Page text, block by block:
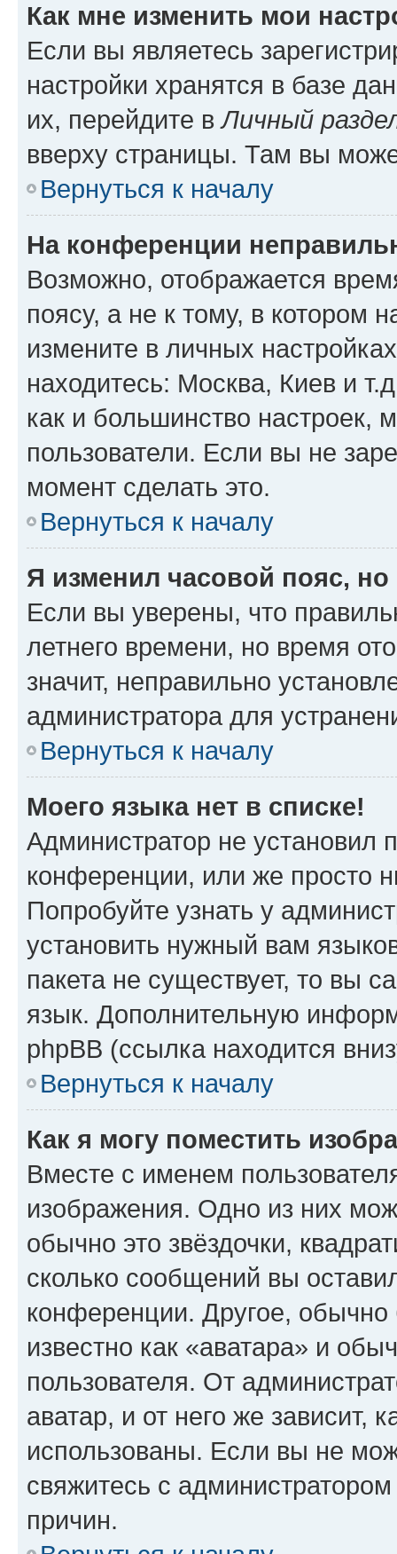
Как мне изменить мои
Если вы являетесь
настройки хранятся в базе
их, перейдите вЛичный
вверху страницы. Там вы
Вернуться к началу
На конференции
Возможно, отображается
поясу, а не к тому, в котором
измените в личных
находитесь: Москва, Киев и
как и большинство настроек,
пользователи. Если вы не
момент сделать это.
Вернуться к началу
Я изменил часовой пояс,
Если вы уверены, что
летнего времени, но время
значит, неправильно
администратора для
Вернуться к началу
Моего языка нет в списке!
Администратор не установил
конференции, или же просто
Попробуйте узнать у
установить нужный вам
пакета не существует, то вы
язык. Дополнительную
phpBB (ссылка находится
Вернуться к началу
Как я могу поместить
Вместе с именем
изображения. Одно из них
обычно это звёздочки,
сколько сообщений вы
конференции. Другое,
известно как «аватара» и
пользователя. От
аватар, и от него же зависит,
использованы. Если вы не
свяжитесь с
причин.